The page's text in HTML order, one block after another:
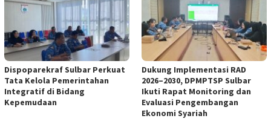
Dispoparekraf Sulbar Perkuat
Tata Kelola Pemerintahan
Integratif di Bidang
Kepemudaan
Dukung Implementasi RAD
2026–2030, DPMPTSP Sulbar
Ikuti Rapat Monitoring dan
Evaluasi Pengembangan
Ekonomi Syariah